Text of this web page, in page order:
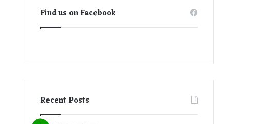
Find us on Facebook
Recent Posts